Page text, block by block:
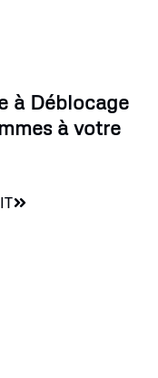
à Déblocage
à votre